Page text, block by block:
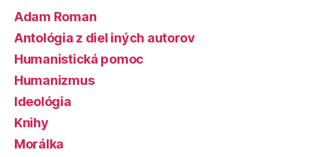
Adam Roman
Antológia z diel iných autorov
Humanistická pomoc
Humanizmus
Ideológia
Knihy
Morálka